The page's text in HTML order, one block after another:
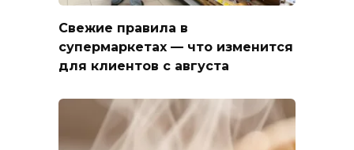
Свежие правила в
супермаркетах — что изменится
для клиентов с августа